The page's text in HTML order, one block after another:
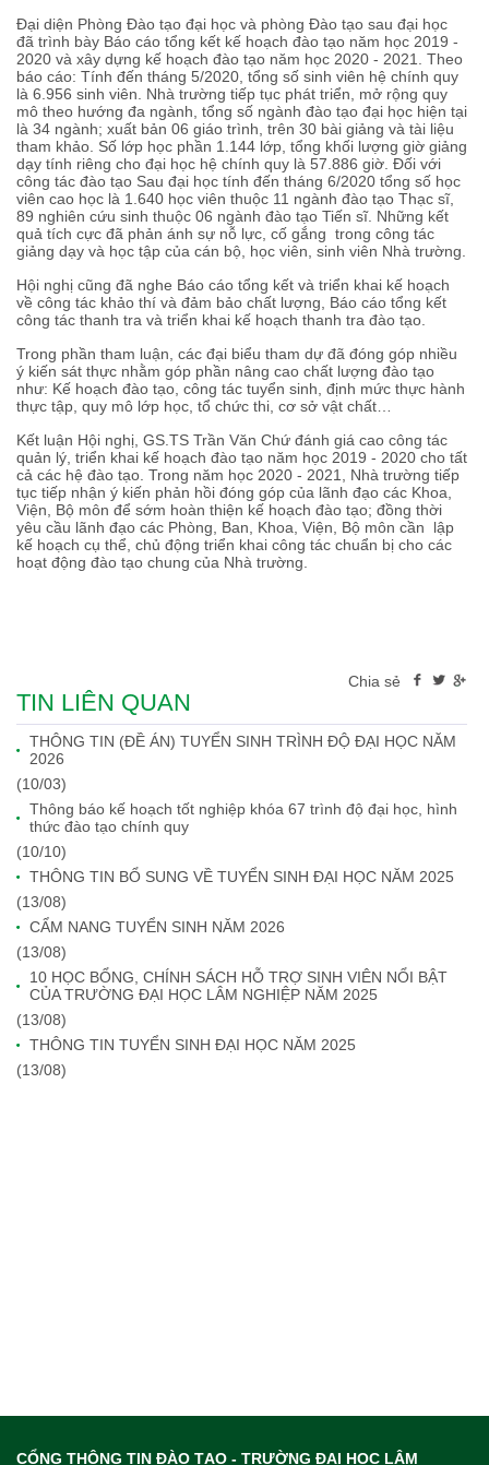
Đại diện Phòng Đào tạo đại học và phòng Đào tạo sau đại học
đã trình bày Báo cáo tổng kết kế hoạch đào tạo năm học 2019 -
2020 và xây dựng kế hoạch đào tạo năm học 2020 - 2021. Theo
báo cáo: Tính đến tháng 5/2020, tổng số sinh viên hệ chính quy
là 6.956 sinh viên. Nhà trường tiếp tục phát triển, mở rộng quy
mô theo hướng đa ngành, tổng số ngành đào tạo đại học hiện tại
là 34 ngành; xuất bản 06 giáo trình, trên 30 bài giảng và tài liệu
tham khảo. Số lớp học phần 1.144 lớp, tổng khối lượng giờ giảng
dạy tính riêng cho đại học hệ chính quy là 57.886 giờ. Đối với
công tác đào tạo Sau đại học tính đến tháng 6/2020 tổng số học
viên cao học là 1.640 học viên thuộc 11 ngành đào tạo Thạc sĩ,
89 nghiên cứu sinh thuộc 06 ngành đào tạo Tiến sĩ. Những kết
quả tích cực đã phản ánh sự nỗ lực, cố gắng trong công tác
giảng dạy và học tập của cán bộ, học viên, sinh viên Nhà trường.
Hội nghị cũng đã nghe Báo cáo tổng kết và triển khai kế hoạch
về công tác khảo thí và đảm bảo chất lượng, Báo cáo tổng kết
công tác thanh tra và triển khai kế hoạch thanh tra đào tạo.
Trong phần tham luận, các đại biểu tham dự đã đóng góp nhiều
ý kiến sát thực nhằm góp phần nâng cao chất lượng đào tạo
như: Kế hoạch đào tạo, công tác tuyển sinh, định mức thực hành
thực tập, quy mô lớp học, tổ chức thi, cơ sở vật chất…
Kết luận Hội nghị, GS.TS Trần Văn Chứ đánh giá cao công tác
quản lý, triển khai kế hoạch đào tạo năm học 2019 - 2020 cho tất
cả các hệ đào tạo. Trong năm học 2020 - 2021, Nhà trường tiếp
tục tiếp nhận ý kiến phản hồi đóng góp của lãnh đạo các Khoa,
Viện, Bộ môn để sớm hoàn thiện kế hoạch đào tạo; đồng thời
yêu cầu lãnh đạo các Phòng, Ban, Khoa, Viện, Bộ môn cần lập
kế hoạch cụ thể, chủ động triển khai công tác chuẩn bị cho các
hoạt động đào tạo chung của Nhà trường.
Chia sẻ
TIN LIÊN QUAN
THÔNG TIN (ĐỀ ÁN) TUYỂN SINH TRÌNH ĐỘ ĐẠI HỌC NĂM
2026
(10/03)
Thông báo kế hoạch tốt nghiệp khóa 67 trình độ đại học, hình
thức đào tạo chính quy
(10/10)
THÔNG TIN BỔ SUNG VỀ TUYỂN SINH ĐẠI HỌC NĂM 2025
(13/08)
CẨM NANG TUYỂN SINH NĂM 2026
(13/08)
10 HỌC BỔNG, CHÍNH SÁCH HỖ TRỢ SINH VIÊN NỔI BẬT
CỦA TRƯỜNG ĐẠI HỌC LÂM NGHIỆP NĂM 2025
(13/08)
THÔNG TIN TUYỂN SINH ĐẠI HỌC NĂM 2025
(13/08)
CỔNG THÔNG TIN ĐÀO TẠO - TRƯỜNG ĐẠI HỌC LÂM